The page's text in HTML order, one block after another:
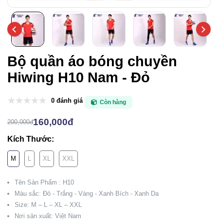
Bộ quần áo bóng chuyền
Hiwing H10 Nam - Đỏ
0 đánh giá Còn hàng
200,000đ160,000đ
Kích Thước:
M L XL XXL
Tên Sản Phẩm : H10
Màu sắc: Đỏ - Trắng - Vàng - Xanh Bích - Xanh Da
Size: M – L – XL – XXL
Nơi sản xuất: Việt Nam